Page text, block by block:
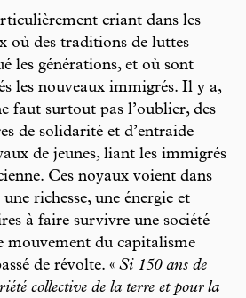
criant dans les
où des traditions de luttes
les générations, et où sont
les nouveaux immigrés. Il y a,
faut surtout pas l’oublier, des
de solidarité et d’entraide
de jeunes, liant les immigrés
Ces noyaux voient dans
richesse, une énergie et
à faire survivre une société
mouvement du capitalisme
de révolte. « Si 150 ans de
collective de la terre et pour la